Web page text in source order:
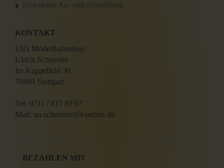
Newsletter An- und Abmeldung
KONTAKT
Uli's Modellbahnshop
Ulrich Schneider
Im Kappelfeld 30
70469 Stuttgart
Tel: 0711 / 817 89 67
Mail: uu.schneider@t-online.de
BEZAHLEN MIT